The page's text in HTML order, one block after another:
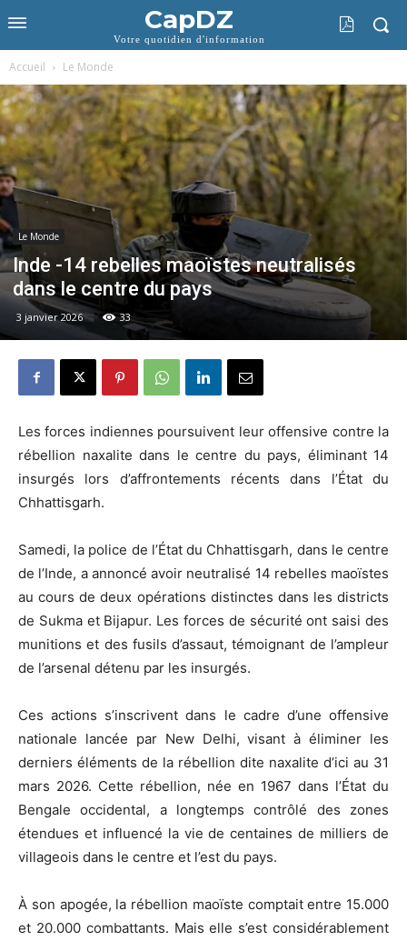
CapDZ
Votre quotidien d'information
Accueil Le Monde
Le Monde
Inde -14 rebelles maoïstes neutralisés
dans le centre du pays
3 janvier 2026 33
Les forces indiennes poursuivent leur offensive contre la
rébellion naxalite dans le centre du pays, éliminant 14
insurgés lors d’affrontements récents dans l’État du
Chhattisgarh.
Samedi, la police de l’État du Chhattisgarh, dans le centre
de l’Inde, a annoncé avoir neutralisé 14 rebelles maoïstes
au cours de deux opérations distinctes dans les districts
de Sukma et Bijapur. Les forces de sécurité ont saisi des
munitions et des fusils d’assaut, témoignant de l’ampleur
de l’arsenal détenu par les insurgés.
Ces actions s’inscrivent dans le cadre d’une offensive
nationale lancée par New Delhi, visant à éliminer les
derniers éléments de la rébellion dite naxalite d’ici au 31
mars 2026. Cette rébellion, née en 1967 dans l’État du
Bengale occidental, a longtemps contrôlé des zones
étendues et influencé la vie de centaines de milliers de
villageois dans le centre et l’est du pays.
À son apogée, la rébellion maoïste comptait entre 15.000
et 20.000 combattants. Mais elle s’est considérablement